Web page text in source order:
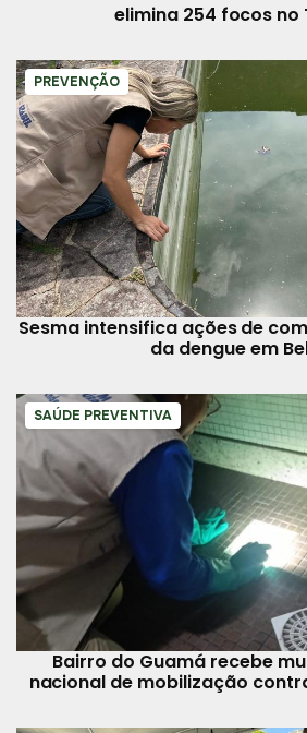
elimina 254 focos no
PREVENÇÃO
Sesma intensifica ações de
da dengue em
SAÚDE PREVENTIVA
Bairro do Guamá recebe
nacional de mobilização